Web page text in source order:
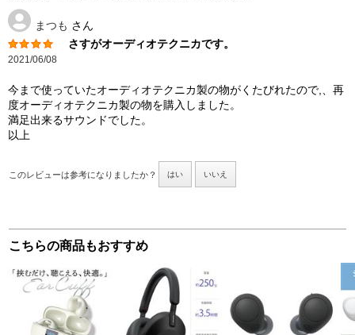
まつも さん
さすがオーディオテクニカです。
2021/06/08
今まで使っていたオーディオテクニカ製の物がくたびれたので,、再
度オーディオテクニカ製の物を購入しました。
満足出来るサウンドでした。
以上
このレビューは参考になりましたか？ はい いいえ
こちらの商品もおすすめ